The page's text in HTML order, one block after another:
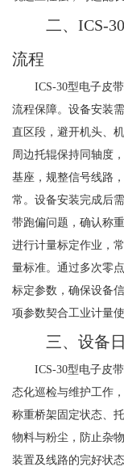
二、ICS-
流程
ICS-30型电子皮
流程保障。设备安装
直区段，避开机头、
周边托辊保持同轴度
基座，规整信号线路
常。设备安装完成后
带跑偏问题，确认称
进行计量标定作业，
量标准。通过多次零
标定参数，确保设备
项参数契合工业计量使
三、设备
ICS-30型电子皮
态化巡检与维护工作
称重桥架固定状态、
物料与粉尘，防止杂
装置及线路的完好状